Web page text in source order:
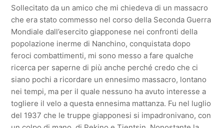
Sollecitato da un amico che mi chiedeva di un massacro
che era stato commesso nel corso della Seconda Guerra
Mondiale dall’esercito giapponese nei confronti della
popolazione inerme di Nanchino, conquistata dopo
feroci combattimenti, mi sono messo a fare qualche
ricerca per saperne di più anche perché credo che ci
siano pochi a ricordare un ennesimo massacro, lontano
nei tempi, ma per il quale nessuno ha avuto interesse a
togliere il velo a questa ennesima mattanza. Fu nel luglio
del 1937 che le truppe giapponesi si impadronivano, con